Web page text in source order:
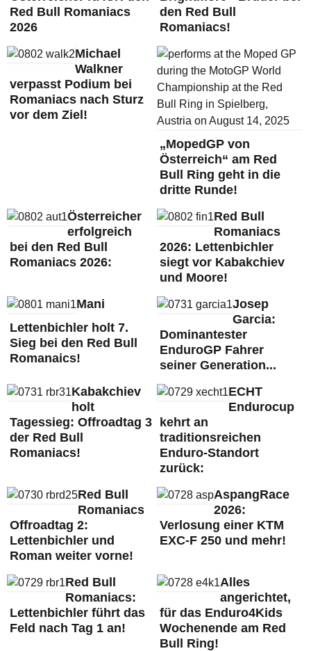
Red Bull Romaniacs
2026
den Red Bull
Romaniacs!
Michael
Walkner
verpasst Podium bei
Romaniacs nach Sturz
vor dem Ziel!
„MopedGP von
Österreich“ am Red
Bull Ring geht in die
dritte Runde!
Österreicher
erfolgreich
bei den Red Bull
Romaniacs 2026:
Red Bull
Romaniacs
2026: Lettenbichler
siegt vor Kabakchiev
und Moore!
Mani
Lettenbichler holt 7.
Sieg bei den Red Bull
Romanaics!
Josep
Garcia:
Dominantester
EnduroGP Fahrer
seiner Generation...
Kabakchiev
holt
Tagessieg: Offroadtag 3
der Red Bull
Romaniacs!
ECHT
Endurocup
kehrt an
traditionsreichen
Enduro-Standort
zurück:
Red Bull
Romaniacs
Offroadtag 2:
Lettenbichler und
Roman weiter vorne!
AspangRace
2026:
Verlosung einer KTM
EXC-F 250 und mehr!
Red Bull
Romaniacs:
Lettenbichler führt das
Feld nach Tag 1 an!
Alles
angerichtet,
für das Enduro4Kids
Wochenende am Red
Bull Ring!